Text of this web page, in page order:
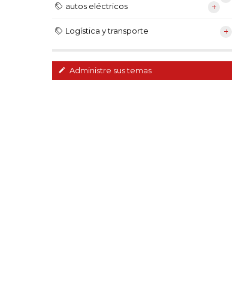
autos eléctricos
Logística y transporte
Administre sus temas